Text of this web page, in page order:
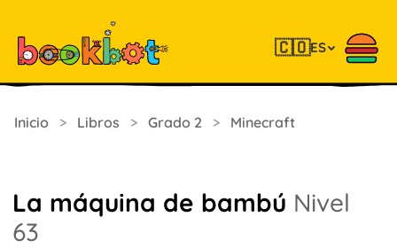
🇨🇴ES
Inicio > Libros > Grado 2 > Minecraft
La máquina de bambú Nivel
63